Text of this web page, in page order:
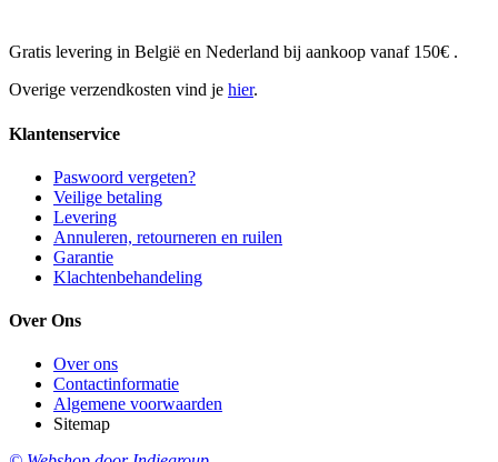
Gratis levering in België en Nederland bij aankoop vanaf 150€ .
Overige verzendkosten vind je hier.
Klantenservice
Paswoord vergeten?
Veilige betaling
Levering
Annuleren, retourneren en ruilen
Garantie
Klachtenbehandeling
Over Ons
Over ons
Contactinformatie
Algemene voorwaarden
Sitemap